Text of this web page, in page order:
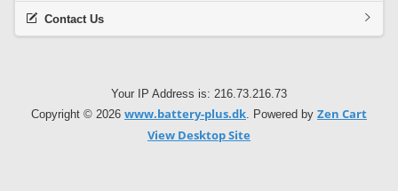
Contact Us
Your IP Address is: 216.73.216.73
Copyright © 2026 www.battery-plus.dk. Powered by Zen Cart
View Desktop Site